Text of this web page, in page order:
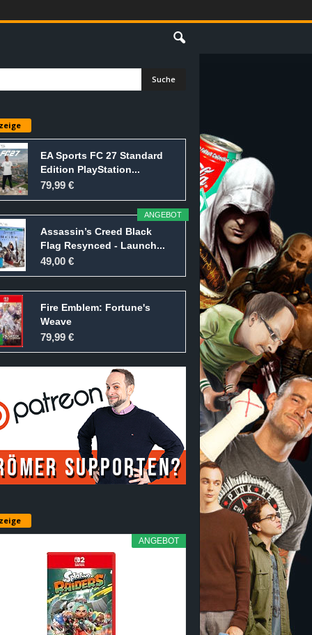
EA Sports FC 27 Standard
Edition PlayStation...
79,99 €
ANGEBOT
Assassin’s Creed Black
Flag Resynced - Launch...
49,00 €
Fire Emblem: Fortune's
Weave
79,99 €
ANGEBOT